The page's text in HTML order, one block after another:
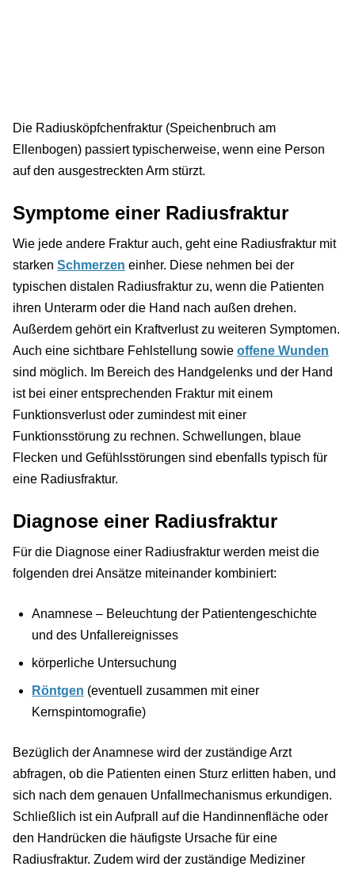
Die Radiusköpfchenfraktur (Speichenbruch am
Ellenbogen) passiert typischerweise, wenn eine Person
auf den ausgestreckten Arm stürzt.
Symptome einer Radiusfraktur
Wie jede andere Fraktur auch, geht eine Radiusfraktur mit
starken Schmerzen einher. Diese nehmen bei der
typischen distalen Radiusfraktur zu, wenn die Patienten
ihren Unterarm oder die Hand nach außen drehen.
Außerdem gehört ein Kraftverlust zu weiteren Symptomen.
Auch eine sichtbare Fehlstellung sowie offene Wunden
sind möglich. Im Bereich des Handgelenks und der Hand
ist bei einer entsprechenden Fraktur mit einem
Funktionsverlust oder zumindest mit einer
Funktionsstörung zu rechnen. Schwellungen, blaue
Flecken und Gefühlsstörungen sind ebenfalls typisch für
eine Radiusfraktur.
Diagnose einer Radiusfraktur
Für die Diagnose einer Radiusfraktur werden meist die
folgenden drei Ansätze miteinander kombiniert:
Anamnese – Beleuchtung der Patientengeschichte
und des Unfallereignisses
körperliche Untersuchung
Röntgen (eventuell zusammen mit einer
Kernspintomografie)
Bezüglich der Anamnese wird der zuständige Arzt
abfragen, ob die Patienten einen Sturz erlitten haben, und
sich nach dem genauen Unfallmechanismus erkundigen.
Schließlich ist ein Aufprall auf die Handinnenfläche oder
den Handrücken die häufigste Ursache für eine
Radiusfraktur. Zudem wird der zuständige Mediziner